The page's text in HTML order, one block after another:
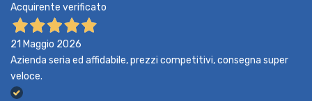
Acquirente verificato
21 Maggio 2026
Azienda seria ed affidabile, prezzi competitivi, consegna super
veloce.